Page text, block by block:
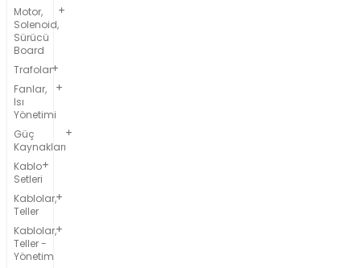
Motor,
Solenoid,
Sürücü
Board
Trafolar
Fanlar,
Isı
Yönetimi
Güç
Kaynakları
Kablo
Setleri
Kablolar,
Teller
Kablolar,
Teller -
Yönetim